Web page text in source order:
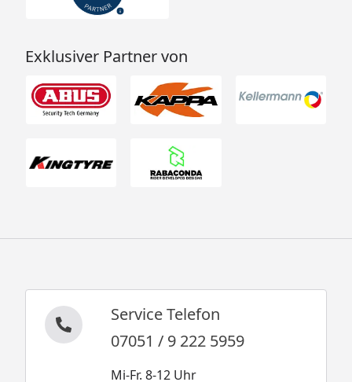
Exklusiver Partner von
Service Telefon
07051 / 9 222 5959
Mi-Fr. 8-12 Uhr